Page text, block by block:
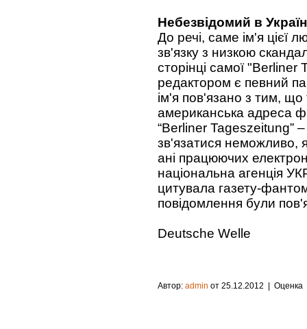
Небезвідомий в
До речі, саме ім'я цієї
зв'язку з низкою
сторінці самої "Berliner
редактором є певний
ім'я пов'язано з тим,
американська адреса
“Berliner Tageszeitung”
зв'язатися неможливо,
ані працюючих
національна агенція
цитувала газету-
повідомлення були
Deutsche Welle
Автор: admin от 25.12.2012 | Оценка